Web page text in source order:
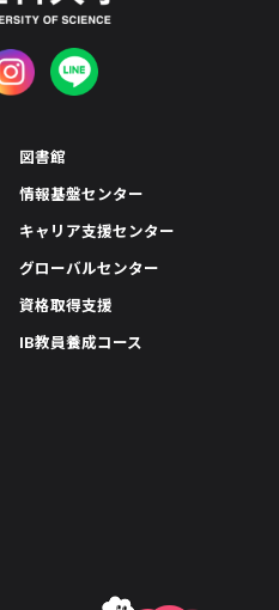
図書館
情報基盤センター
キャリア支援センター
グローバルセンター
資格取得支援
IB教員養成コース